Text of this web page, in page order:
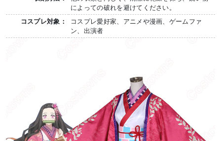
によっての破れを避けてください。
コスプレ対象：
コスプレ愛好家、アニメや漫画、ゲームファ
ン、出演者